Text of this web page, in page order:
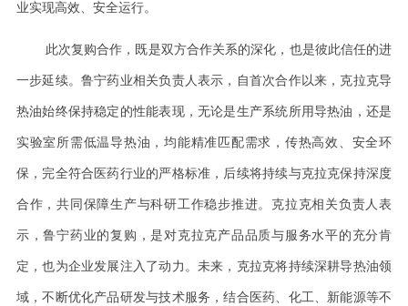
业实现高效、安全运行。
此次复购合作，既是双方合作关系的深化，也是彼此信任的进
一步延续。鲁宁药业相关负责人表示，自首次合作以来，克拉克导
热油始终保持稳定的性能表现，无论是生产系统所用导热油，还是
实验室所需低温导热油，均能精准匹配需求，传热高效、安全环
保，完全符合医药行业的严格标准，后续将持续与克拉克保持深度
合作，共同保障生产与科研工作稳步推进。克拉克相关负责人表
示，鲁宁药业的复购，是对克拉克产品品质与服务水平的充分肯
定，也为企业发展注入了动力。未来，克拉克将持续深耕导热油领
域，不断优化产品研发与技术服务，结合医药、化工、新能源等不